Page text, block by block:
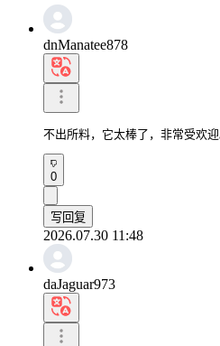
dnManatee878
不出所料，它太棒了，非常受欢迎
0
写回复
2026.07.30 11:48
daJaguar973